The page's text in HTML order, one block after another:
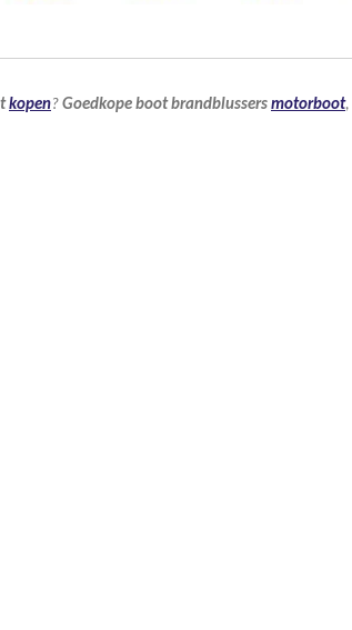
kopen? Goedkope boot brandblussers motorboot,